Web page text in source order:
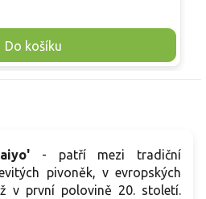
Do košíku
keře. Rostlina prosperuje na
keř o výšce 1,5 až 1,8
jako solitera u teras nebo v
po mnoho let.
- patří mezi tradiční
pivoněk, v evropských
v první polovině 20. století.